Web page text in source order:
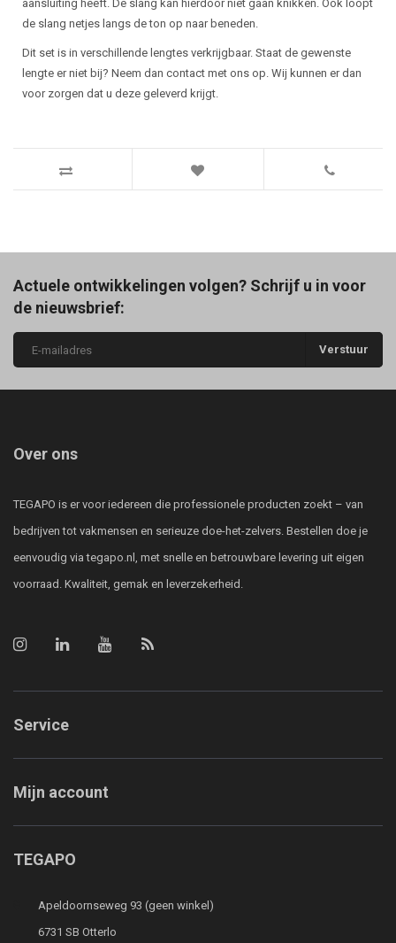
aansluiting heeft. De slang kan hierdoor niet gaan knikken. Ook loopt
de slang netjes langs de ton op naar beneden.
Dit set is in verschillende lengtes verkrijgbaar. Staat de gewenste
lengte er niet bij? Neem dan contact met ons op. Wij kunnen er dan
voor zorgen dat u deze geleverd krijgt.
Actuele ontwikkelingen volgen? Schrijf u in voor
de nieuwsbrief:
Verstuur
Over ons
TEGAPO is er voor iedereen die professionele producten zoekt – van
bedrijven tot vakmensen en serieuze doe-het-zelvers. Bestellen doe je
eenvoudig via tegapo.nl, met snelle en betrouwbare levering uit eigen
voorraad. Kwaliteit, gemak en leverzekerheid.
Service
Mijn account
TEGAPO
Apeldoornseweg 93 (geen winkel)
6731 SB Otterlo